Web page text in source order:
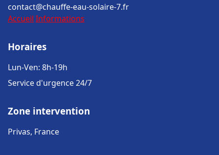
contact@chauffe-eau-solaire-7.fr
Accueil Informations
Horaires
Lun-Ven: 8h-19h
Service d'urgence 24/7
Zone intervention
Privas, France